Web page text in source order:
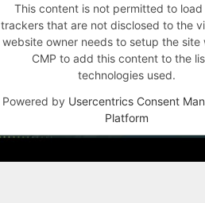
This content is not permitted to
trackers that are not disclosed to the
website owner needs to setup the site
CMP to add this content to the
technologies used.
Powered by Usercentrics Consent
Platform